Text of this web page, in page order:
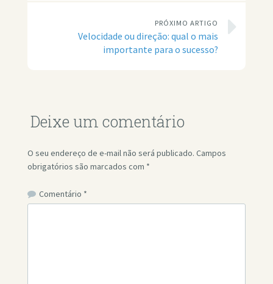
PRÓXIMO ARTIGO
Velocidade ou direção: qual o mais
importante para o sucesso?
Deixe um comentário
O seu endereço de e-mail não será publicado. Campos
obrigatórios são marcados com *
Comentário *